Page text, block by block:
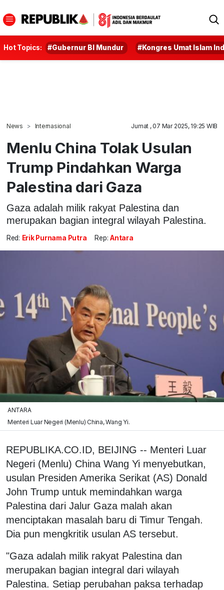
Hot Topics: #Gubernur BI Mundur #Kongres Umat Islam
News Internasional Jumat , 07 Mar 2025, 19:25 WIB
Menlu China Tolak Usulan
Trump Pindahkan Warga
Palestina dari Gaza
Gaza adalah milik rakyat Palestina dan
merupakan bagian integral wilayah Palestina.
Red: Erik Purnama Putra Rep: Antara
ANTARA
Menteri Luar Negeri (Menlu) China, Wang Yi.
REPUBLIKA.CO.ID, BEIJING -- Menteri Luar
Negeri (Menlu) China Wang Yi menyebutkan,
usulan Presiden Amerika Serikat (AS) Donald
John Trump untuk memindahkan warga
Palestina dari Jalur Gaza malah akan
menciptakan masalah baru di Timur Tengah.
Dia pun mengkritik usulan AS tersebut.
"Gaza adalah milik rakyat Palestina dan
merupakan bagian integral dari wilayah
Palestina. Setiap perubahan paksa terhadap